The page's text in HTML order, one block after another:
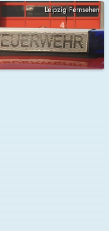
Leipzig Fernsehen